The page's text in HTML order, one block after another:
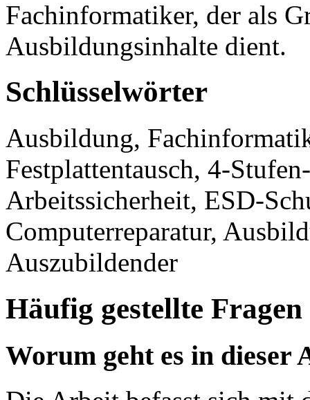
Fachinformatiker, der als
Ausbildungsinhalte dient.
Schlüsselwörter
Ausbildung,
Festplattentausch, 4-
Arbeitssicherheit, ESD-
Computerreparatur,
Auszubildender
Häufig gestellte Fragen
Worum geht es in dieser